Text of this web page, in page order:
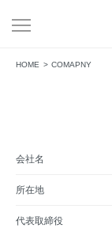
HOME COMAPNY
会社名
所在地
代表取締役